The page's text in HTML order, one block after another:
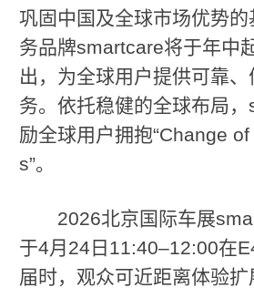
巩固中国及全球市场优势
务品牌smartcare将于年中
出，为全球用户提供可靠
务。依托稳健的全球布局
励全球用户拥抱“Change
s”。
2026北京国际车展
于4月24日11:40–12:00在
届时，观众可近距离体验